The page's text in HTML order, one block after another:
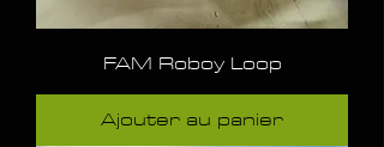
FAM Roboy Loop
Ajouter au panier